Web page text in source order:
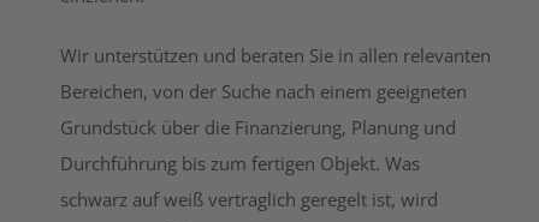
Wir unterstützen und beraten Sie in allen relevanten
Bereichen, von der Suche nach einem geeigneten
Grundstück über die Finanzierung, Planung und
Durchführung bis zum fertigen Objekt. Was
schwarz auf weiß vertraglich geregelt ist, wird